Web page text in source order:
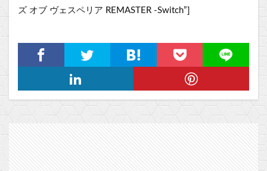
ズ オブ ヴェスペリア REMASTER -Switch”]